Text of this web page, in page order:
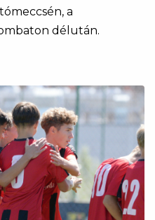
a
délután.